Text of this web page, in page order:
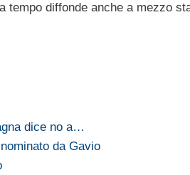
diffonde anche a mezzo
dice no a…
da Gavio